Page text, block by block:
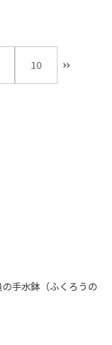
10
手水鉢（ふくろうの